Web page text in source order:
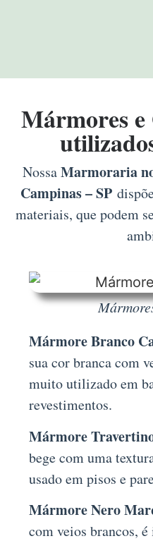
Mármores
NossaMarmoraria
Campinas – SP
materiais, que podem
Mármore Branco
sua cor branca com
muito utilizado em
revestimentos.
Mármore
bege com uma
usado em pisos e
Mármore Nero
com veios brancos,